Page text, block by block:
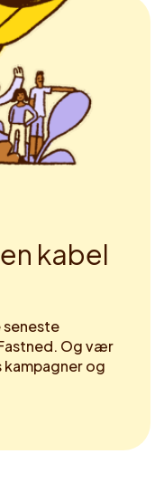
kabel
Og vær
og